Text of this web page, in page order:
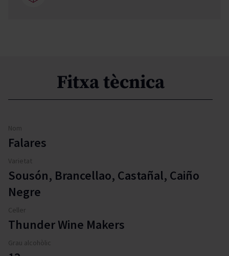
Fitxa tècnica
Nom
Falares
Varietat
Sousón, Brancellao, Castañal, Caiño
Negre
Celler
Thunder Wine Makers
Grau alcohòlic